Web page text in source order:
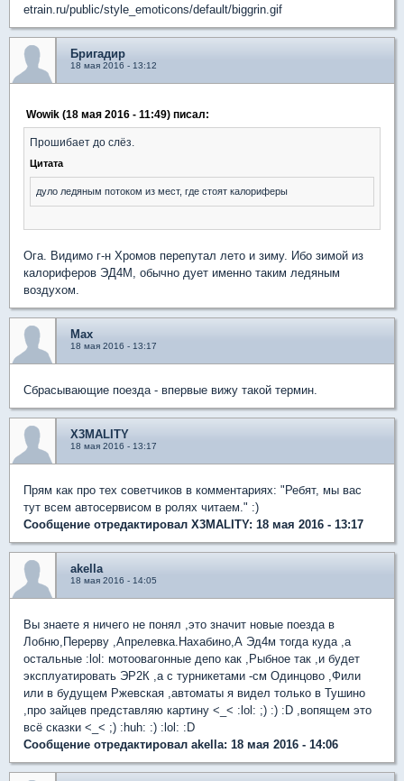
etrain.ru/public/style_emoticons/default/biggrin.gif
Бригадир
18 мая 2016 - 13:12
Wowik (18 мая 2016 - 11:49) писал:
Прошибает до слёз.
Цитата
дуло ледяным потоком из мест, где стоят калориферы
Ога. Видимо г-н Хромов перепутал лето и зиму. Ибо зимой из
калориферов ЭД4М, обычно дует именно таким ледяным
воздухом.
Max
18 мая 2016 - 13:17
Сбрасывающие поезда - впервые вижу такой термин.
X3MALITY
18 мая 2016 - 13:17
Прям как про тех советчиков в комментариях: "Ребят, мы вас
тут всем автосервисом в ролях читаем." :)
Сообщение отредактировал X3MALITY: 18 мая 2016 - 13:17
akella
18 мая 2016 - 14:05
Вы знаете я ничего не понял ,это значит новые поезда в
Лобню,Перерву ,Апрелевка.Нахабино,А Эд4м тогда куда ,а
остальные :lol: мотоовагонные депо как ,Рыбное так ,и будет
эксплуатировать ЭР2К ,а с турникетами -см Одинцово ,Фили
или в будущем Ржевская ,автоматы я видел только в Тушино
,про зайцев представляю картину <_< :lol: ;) :) :D ,вопящем это
всё сказки <_< ;) :huh: :) :lol: :D
Сообщение отредактировал akella: 18 мая 2016 - 14:06